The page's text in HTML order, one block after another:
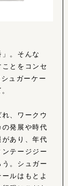
。そんな
ことをコンセ
ュガーケー
、ワークウ
発展や時代
あり、年代
テージジー
。 シュガー
ルはもとよ